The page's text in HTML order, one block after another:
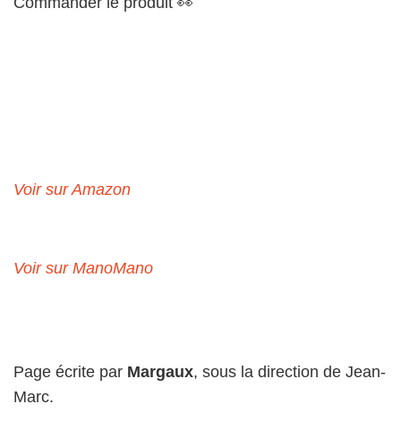
Voir sur Amazon
Voir sur ManoMano
Page écrite par Margaux, sous la direction de Jean-
Marc.